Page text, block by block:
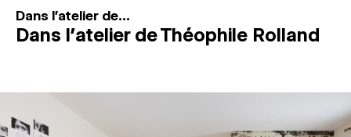
Dans l'atelier de...
Dans l’atelier de Théophile Rolland